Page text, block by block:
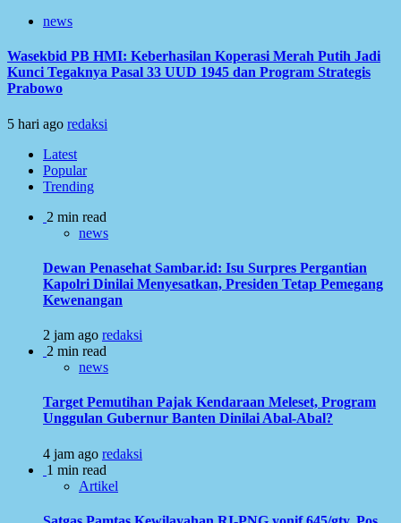
news
Wasekbid PB HMI: Keberhasilan Koperasi Merah Putih Jadi
Kunci Tegaknya Pasal 33 UUD 1945 dan Program Strategis
Prabowo
5 hari ago redaksi
Latest
Popular
Trending
2 min read
news
Dewan Penasehat Sambar.id: Isu Surpres Pergantian
Kapolri Dinilai Menyesatkan, Presiden Tetap Pemegang
Kewenangan
2 jam ago redaksi
2 min read
news
Target Pemutihan Pajak Kendaraan Meleset, Program
Unggulan Gubernur Banten Dinilai Abal-Abal?
4 jam ago redaksi
1 min read
Artikel